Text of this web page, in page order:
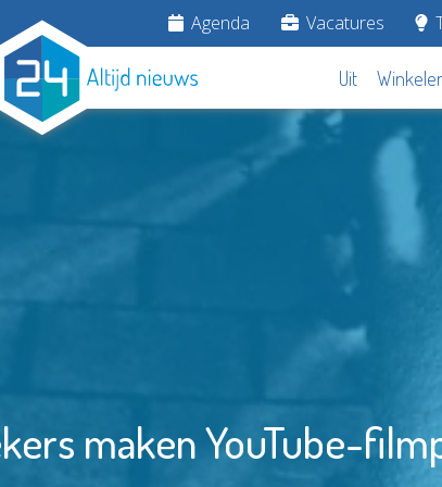
Agenda Vacatures
Uit
maken YouTube-